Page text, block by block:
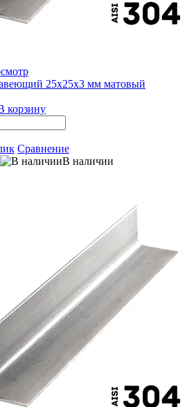
25х25х3 мм матовый
корзину
Сравнение
В наличии